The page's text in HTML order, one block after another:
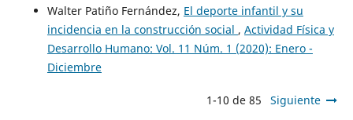
Walter Patiño Fernández, El deporte infantil y su
incidencia en la construcción social , Actividad Física y
Desarrollo Humano: Vol. 11 Núm. 1 (2020): Enero -
Diciembre
1-10 de 85 Siguiente